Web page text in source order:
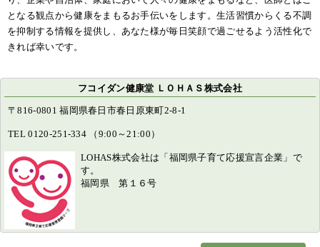
となる観点から健康をまもるお手伝いをします。生活習慣からくる不調
を抑制する情報を提供し、あなた様が毎日笑顔で過ごせるよう活性化で
きれば幸いです。
フコイダン健康堂 ＬＯＨＡＳ株式会社
〒816-0801 福岡県春日市春日原東町2-8-1
TEL 0120-251-334 （9:00～21:00）
LOHAS株式会社は「福岡県子育て応援宣言企業」で
す。
福岡県 第１６号